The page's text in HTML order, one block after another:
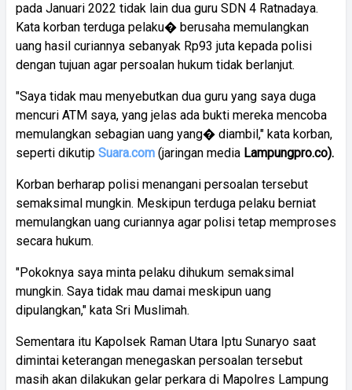
pada Januari 2022 tidak lain dua guru SDN 4 Ratnadaya.
Kata korban terduga pelaku� berusaha memulangkan
uang hasil curiannya sebanyak Rp93 juta kepada polisi
dengan tujuan agar persoalan hukum tidak berlanjut.
"Saya tidak mau menyebutkan dua guru yang saya duga
mencuri ATM saya, yang jelas ada bukti mereka mencoba
memulangkan sebagian uang yang� diambil," kata korban,
seperti dikutip Suara.com (jaringan media Lampungpro.co).
Korban berharap polisi menangani persoalan tersebut
semaksimal mungkin. Meskipun terduga pelaku berniat
memulangkan uang curiannya agar polisi tetap memproses
secara hukum.
"Pokoknya saya minta pelaku dihukum semaksimal
mungkin. Saya tidak mau damai meskipun uang
dipulangkan," kata Sri Muslimah.
Sementara itu Kapolsek Raman Utara Iptu Sunaryo saat
dimintai keterangan menegaskan persoalan tersebut
masih akan dilakukan gelar perkara di Mapolres Lampung